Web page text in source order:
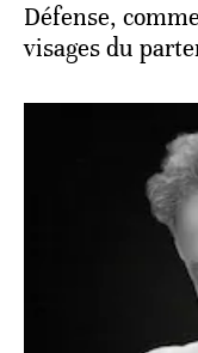
Défense,
visages du